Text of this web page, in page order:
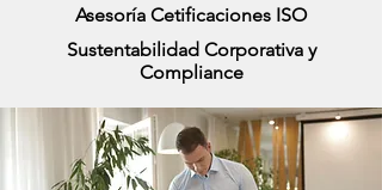
Asesoría Cetificaciones ISO
Sustentabilidad Corporativa y
Compliance